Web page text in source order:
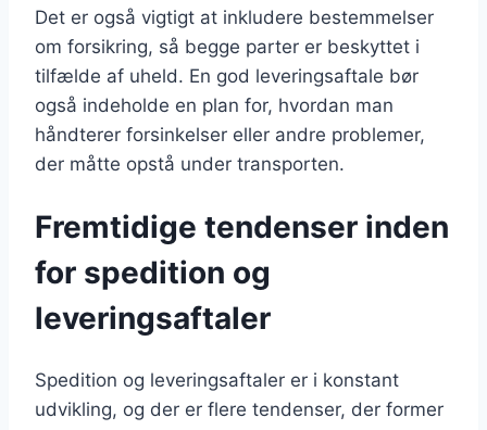
Det er også vigtigt at inkludere bestemmelser
om forsikring, så begge parter er beskyttet i
tilfælde af uheld. En god leveringsaftale bør
også indeholde en plan for, hvordan man
håndterer forsinkelser eller andre problemer,
der måtte opstå under transporten.
Fremtidige tendenser inden
for spedition og
leveringsaftaler
Spedition og leveringsaftaler er i konstant
udvikling, og der er flere tendenser, der former